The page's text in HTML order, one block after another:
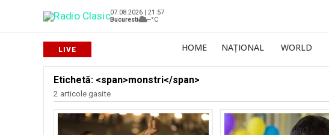
07.08.2026 | 21:57
Bucuresti
--°C
HOME NAȚIONAL WORLD
Etichetă: <span>monstri</span>
2 articole gasite